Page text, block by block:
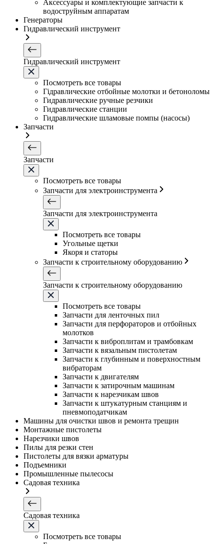
Аксессуары и комплектующие запчасти к
водоструйным аппаратам
Генераторы
Гидравлический инструмент
Гидравлический инструмент
Посмотреть все товары
Гідравлические отбойные молотки и бетоноломы
Гидравлические ручные резчики
Гидравлические станции
Гидравлические шламовые помпы (насосы)
Запчасти
Запчасти
Посмотреть все товары
Запчасти для электроинструмента
Запчасти для электроинструмента
Посмотреть все товары
Угольные щетки
Якоря и статоры
Запчасти к строительному оборудованию
Запчасти к строительному оборудованию
Посмотреть все товары
Запчасти для ленточных пил
Запчасти для перфораторов и отбойных
молотков
Запчасти к виброплитам и трамбовкам
Запчасти к вязальным пистолетам
Запчасти к глубинным и поверхностным
вибраторам
Запчасти к двигателям
Запчасти к затирочным машинам
Запчасти к нарезчикам швов
Запчасти к штукатурным станциям и
пневмоподатчикам
Машины для очистки швов и ремонта трещин
Монтажные пистолеты
Нарезчики швов
Пилы для резки стен
Пистолеты для вязки арматуры
Подъемники
Промышленные пылесосы
Садовая техника
Садовая техника
Посмотреть все товары